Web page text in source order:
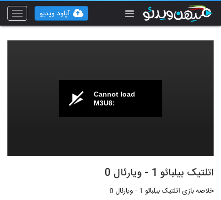
Toggle
آپلود ویدیو
Cannot load
M3U8:
اتلتیک بیلبائو 1 - ویارئال 0
خلاصه بازی اتلتیک بیلبائو 1 - ویارئال 0